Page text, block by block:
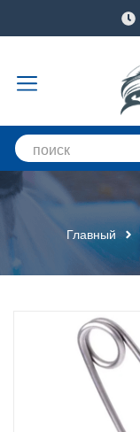
Главный